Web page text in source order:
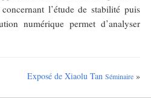
l’étude de stabilité puis
numérique permet d’analyser
Exposé de Xiaolu TanSéminaire »